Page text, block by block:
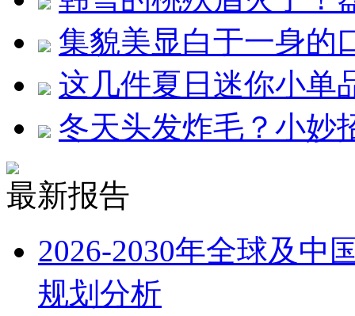
集貌美显白于一身
这几件夏日迷你小单
冬天头发炸毛？小妙
最新报告
2026-2030年全球及中
规划分析